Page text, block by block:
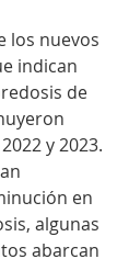
los nuevos
indican
de
y 2023.
en
algunas
abarcan